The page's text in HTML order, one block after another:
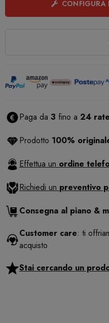
CONFIGURA
Paga da 3 fino a 24
Prodotto 100%
Effettua un ordine
Richiedi un preventivo
Consegna al piano &
Customer care: ti
acquisto
Stai cercando un